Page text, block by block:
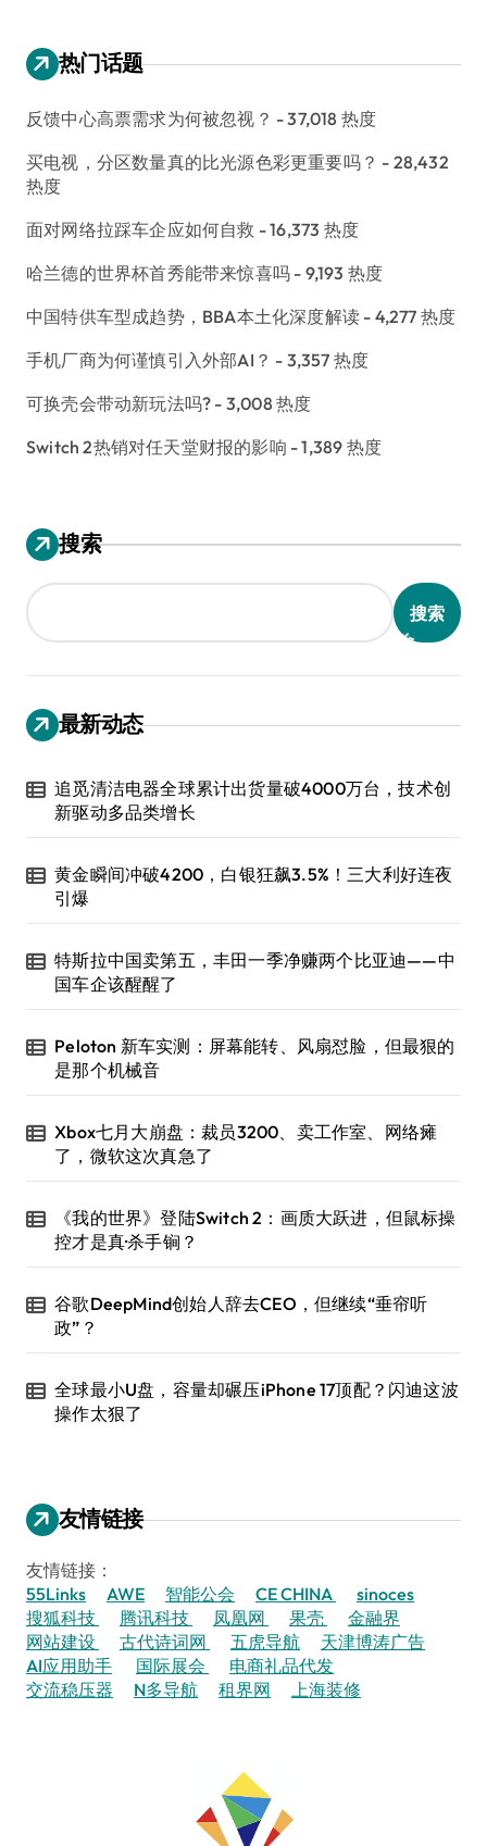
热门话题
反馈中心高票需求为何被忽视？ - 37,018 热度
买电视，分区数量真的比光源色彩更重要吗？ - 28,432
热度
面对网络拉踩车企应如何自救 - 16,373 热度
哈兰德的世界杯首秀能带来惊喜吗 - 9,193 热度
中国特供车型成趋势，BBA本土化深度解读 - 4,277 热度
手机厂商为何谨慎引入外部AI？ - 3,357 热度
可换壳会带动新玩法吗? - 3,008 热度
Switch 2热销对任天堂财报的影响 - 1,389 热度
搜索
搜索
最新动态
追觅清洁电器全球累计出货量破4000万台，技术创
新驱动多品类增长
黄金瞬间冲破4200，白银狂飙3.5%！三大利好连夜
引爆
特斯拉中国卖第五，丰田一季净赚两个比亚迪——中
国车企该醒醒了
Peloton 新车实测：屏幕能转、风扇怼脸，但最狠的
是那个机械音
Xbox七月大崩盘：裁员3200、卖工作室、网络瘫
了，微软这次真急了
《我的世界》登陆Switch 2：画质大跃进，但鼠标操
控才是真·杀手锏？
谷歌DeepMind创始人辞去CEO，但继续“垂帘听
政”？
全球最小U盘，容量却碾压iPhone 17顶配？闪迪这波
操作太狠了
友情链接
友情链接：
55Links
AWE 智能公会 CE CHINA
sinoces
搜狐科技
腾讯科技 凤凰网 果壳
金融界
网站建设
古代诗词网 五虎导航
天津博涛广告
AI应用助手
国际展会
电商礼品代发
交流稳压器
N多导航 租界网 上海装修